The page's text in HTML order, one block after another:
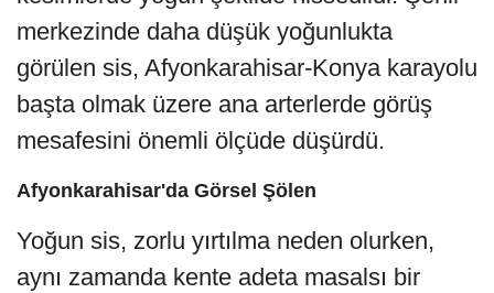
merkezinde daha düşük yoğunlukta
görülen sis, Afyonkarahisar-Konya karayolu
başta olmak üzere ana arterlerde görüş
mesafesini önemli ölçüde düşürdü.
Afyonkarahisar'da Görsel Şölen
Yoğun sis, zorlu yırtılma neden olurken,
aynı zamanda kente adeta masalsı bir